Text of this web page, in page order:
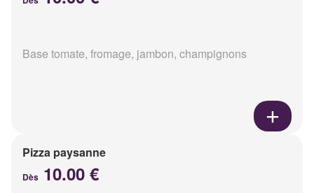
Base tomate, fromage, jambon, champignons
Pizza paysanne
Dès 10.00 €